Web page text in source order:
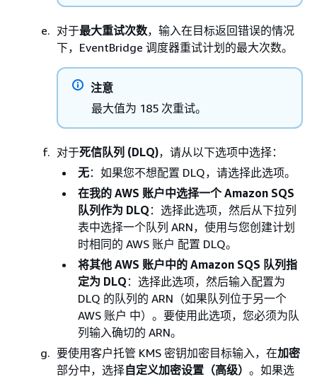
对于最大重试次数，输入在目标返回错误的情况
下，EventBridge 调度器重试计划的最大次数。
注意
最大值为 185 次重试。
对于死信队列 (DLQ)，请从以下选项中选择：
无：如果您不想配置 DLQ，请选择此选项。
在我的 AWS 账户中选择一个 Amazon SQS
队列作为 DLQ ：选择此选项，然后从下拉列
表中选择一个队列 ARN，使用与您创建计划
时相同的 AWS 账户 配置 DLQ。
将其他 AWS 账户中的 Amazon SQS 队列指
定为 DLQ ：选择此选项，然后输入配置为
DLQ 的队列的 ARN（如果队列位于另一个
AWS 账户 中）。要使用此选项，您必须为队
列输入确切的 ARN。
要使用客户托管 KMS 密钥加密目标输入，在加密
部分中，选择自定义加密设置（高级） 。如果选